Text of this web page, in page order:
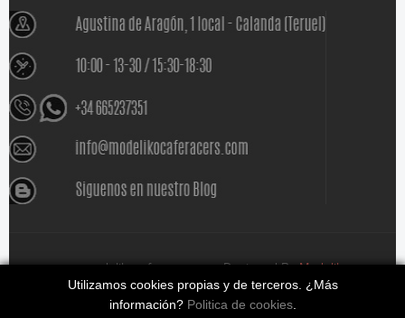
Utilizamos cookies propias y de terceros. ¿Más
información? Politica de cookies.
www.modelikocaferacers.com Designed By Modeliko